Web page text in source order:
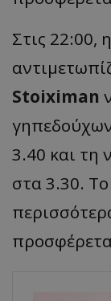
Στις 22:00,
Stoiximan
3.40 και τη
στα 3.30.